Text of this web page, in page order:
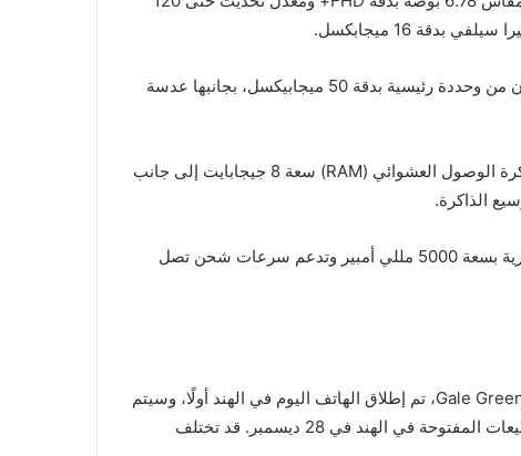
16 ميجابكسل.
وفي الخلف، يضم الهاتف إعدادات كاميرا خلفية مزدوجة تتكون من وحددة رئيسية بدقة 50 ميجابيكسل، بجانبها عدسة
تم تجهيز Storm 5G بمجموعة شرائح Dimensity 6080 وذاكرة الوصول العشوائي (RAM) سعة 8 جيجابايت إلى جانب
يتم تغطية جانب البرنامج بنظام Android 13 بينما تأتي البطارية بسعة 5000 مللي أمبير وتدعم سرعات شحن تصل
يأتي هاتف لافا الجديد Storm 5G بألوان Thunder Black و Gale Green، تم إطلاق الهاتف اليوم في الهند أولًا، وسيتم
بيعه بالتجزئة مقابل 11999 روبية هندية (144 دولارًا). تبدأ المبيعات المفتوحة في الهند في 28 ديسمبر. قد تختلف